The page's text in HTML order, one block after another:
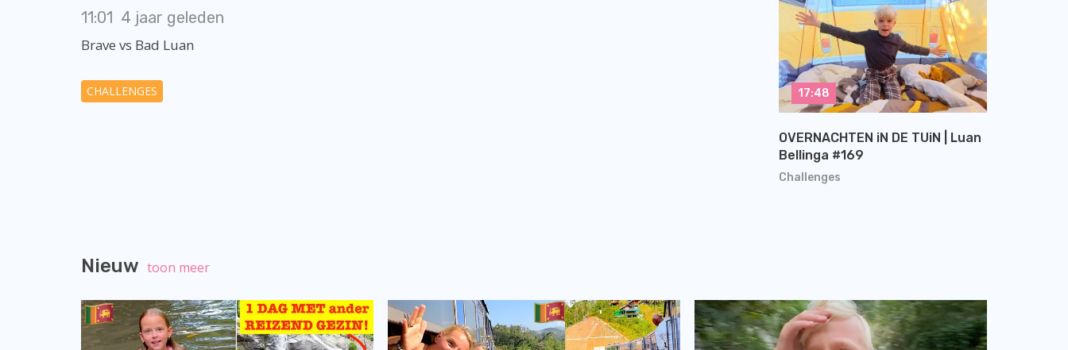
11:01 4 jaar geleden
Brave vs Bad Luan
CHALLENGES
Challenges
OVERNACHTEN iN DE TUiN | Luan
Bellinga #169
17:48
Nieuw toon meer